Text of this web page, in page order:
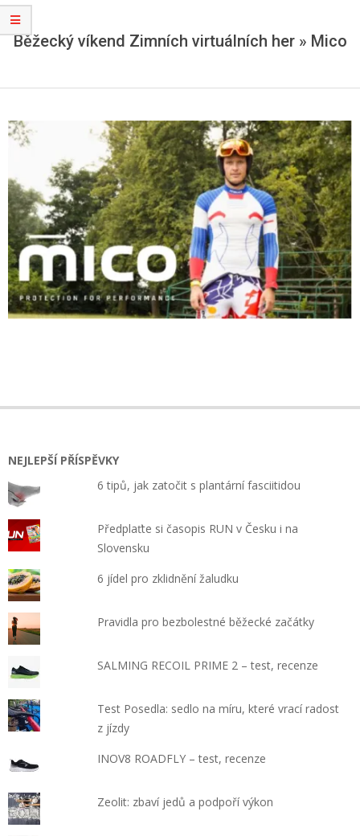
Běžecký víkend Zimních virtuálních her » Mico
NEJLEPŠÍ PŘÍSPĚVKY
6 tipů, jak zatočit s plantární fasciitidou
Předplaťte si časopis RUN v Česku i na
Slovensku
6 jídel pro zklidnění žaludku
Pravidla pro bezbolestné běžecké začátky
SALMING RECOIL PRIME 2 – test, recenze
Test Posedla: sedlo na míru, které vrací radost
z jízdy
INOV8 ROADFLY – test, recenze
Zeolit: zbaví jedů a podpoří výkon